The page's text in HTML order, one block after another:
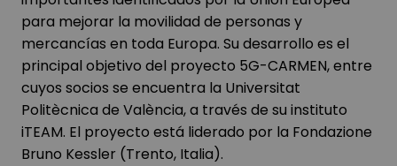
para mejorar la movilidad de personas y
mercancías en toda Europa. Su desarrollo es el
principal objetivo del proyecto 5G-CARMEN, entre
cuyos socios se encuentra la Universitat
Politècnica de València, a través de su instituto
iTEAM. El proyecto está liderado por la Fondazione
Bruno Kessler (Trento, Italia).